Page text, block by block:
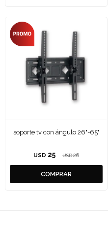
soporte tv con ángulo 26"-65"
USD 25 USD 26